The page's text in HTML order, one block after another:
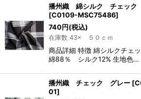
播州織 綿シルク チェッ
[C0109-MSC75486]
740円(税込)
在庫数 43× ５０ｃｍ
商品詳細 特徴 綿シルクチェ
綿88％ シルク12% 生地色…
播州織 チェック グレー [
01]